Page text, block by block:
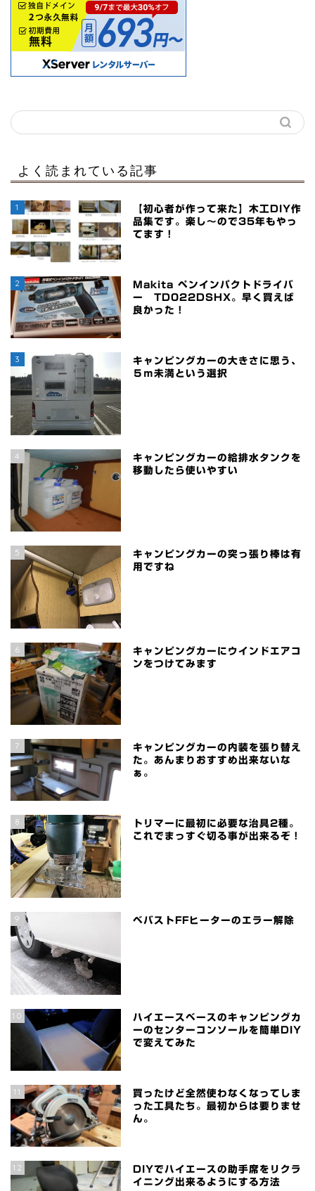
よく読まれている記事
1
【初心者が作って来た】木工DIY作
品集です。楽し～ので35年もやっ
てます！
2
Makita ペンインパクトドライバ
ー TD022DSHX。早く買えば
良かった！
3
キャンピングカーの大きさに思う、
５ｍ未満という選択
4
キャンピングカーの給排水タンクを
移動したら使いやすい
5
キャンピングカーの突っ張り棒は有
用ですね
6
キャンピングカーにウインドエアコ
ンをつけてみます
7
キャンピングカーの内装を張り替え
た。あんまりおすすめ出来ないな
ぁ。
8
トリマーに最初に必要な治具2種。
これでまっすぐ切る事が出来るぞ！
9 ベバストFFヒーターのエラー解除
10
ハイエースベースのキャンピングカ
ーのセンターコンソールを簡単DIY
で変えてみた
11
買ったけど全然使わなくなってしま
った工具たち。最初からは要りませ
ん。
12
DIYでハイエースの助手席をリクラ
イニング出来るようにする方法